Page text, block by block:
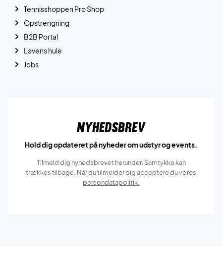
Tennisshoppen Pro Shop
Opstrengning
B2B Portal
Løvens hule
Jobs
Nyhedsbrev
Hold dig opdateret på nyheder om udstyr og events.
Tilmeld dig nyhedsbrevet herunder. Samtykke kan
trækkes tilbage. Når du tilmelder dig acceptere du vores
persondatapolitik.